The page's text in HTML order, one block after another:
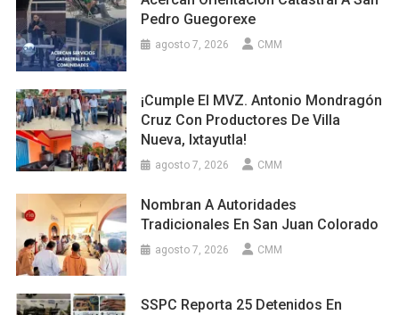
Pedro Guegorexe
agosto 7, 2026 CMM
¡Cumple El MVZ. Antonio Mondragón
Cruz Con Productores De Villa
Nueva, Ixtayutla!
agosto 7, 2026 CMM
Nombran A Autoridades
Tradicionales En San Juan Colorado
agosto 7, 2026 CMM
SSPC Reporta 25 Detenidos En